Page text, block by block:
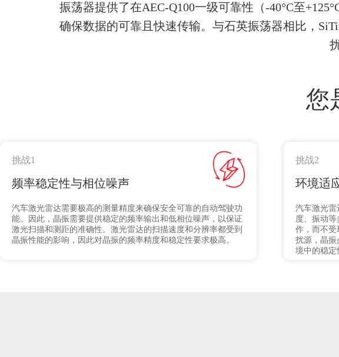
振荡器提供了在AEC-Q100一级可靠性（-40°C至
确保数据的可靠且快速传输。与石英振荡器相比，
您
挑战1
频率稳定性与相位噪声
汽车激光雷达需要极高的测量精度来确保安全可靠的自动驾驶功
能。因此，晶振需要提供稳定的频率输出和低相位噪声，以保证
激光扫描和测距的准确性。激光雷达的扫描速度和分辨率都受到
晶振性能的影响，因此对晶振的频率精度和稳定性要求极高。
挑战2
环境适
汽车激光雷
度、振动
作，而不受
扰源，晶振
境中的稳定